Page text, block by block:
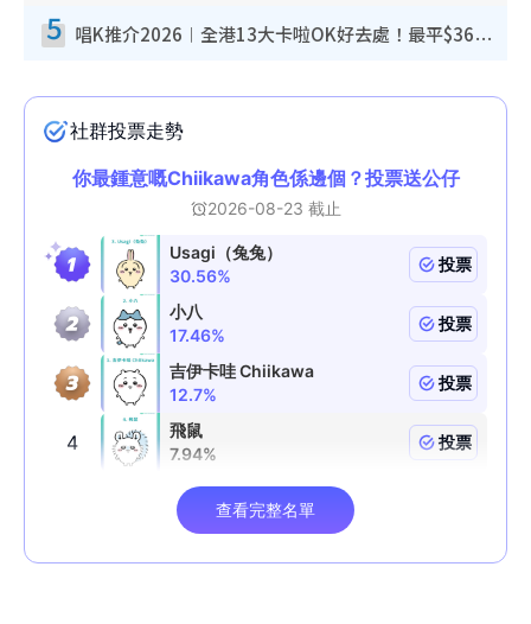
5 唱K推介2026︱全港13大卡啦OK好去處！最平$36起 日文K都有！(附地址+收費詳情)